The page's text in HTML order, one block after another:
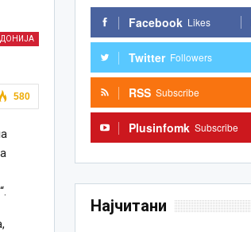
580
Facebook Likes
Twitter Followers
RSS Subscribe
Plusinfomk Subscribe
Најчитани